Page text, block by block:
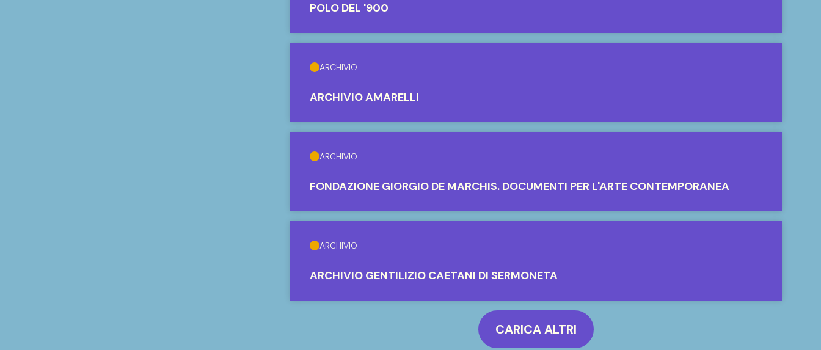
POLO DEL '900
ARCHIVIO
ARCHIVIO AMARELLI
ARCHIVIO
FONDAZIONE GIORGIO DE MARCHIS. DOCUMENTI PER L'ARTE CONTEMPORANEA
ARCHIVIO
ARCHIVIO GENTILIZIO CAETANI DI SERMONETA
CARICA ALTRI